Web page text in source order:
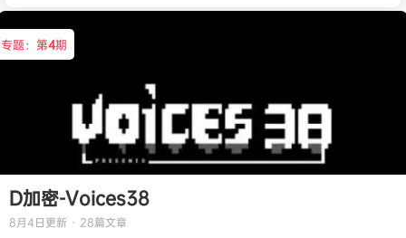
专题：第4期
D加密-Voices38
8月4日更新 · 28篇文章